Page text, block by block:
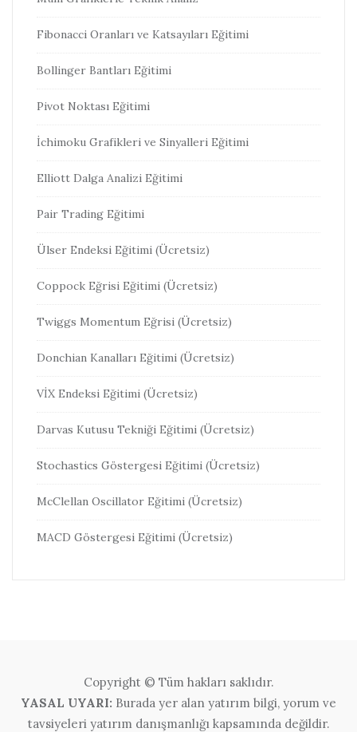
Fibonacci Oranları ve Katsayıları Eğitimi
Bollinger Bantları Eğitimi
Pivot Noktası Eğitimi
İchimoku Grafikleri ve Sinyalleri Eğitimi
Elliott Dalga Analizi Eğitimi
Pair Trading Eğitimi
Ülser Endeksi Eğitimi (Ücretsiz)
Coppock Eğrisi Eğitimi (Ücretsiz)
Twiggs Momentum Eğrisi (Ücretsiz)
Donchian Kanalları Eğitimi (Ücretsiz)
VİX Endeksi Eğitimi (Ücretsiz)
Darvas Kutusu Tekniği Eğitimi (Ücretsiz)
Stochastics Göstergesi Eğitimi (Ücretsiz)
McClellan Oscillator Eğitimi (Ücretsiz)
MACD Göstergesi Eğitimi (Ücretsiz)
Copyright © Tüm hakları saklıdır.
YASAL UYARI: Burada yer alan yatırım bilgi, yorum ve
tavsiyeleri yatırım danışmanlığı kapsamında değildir.